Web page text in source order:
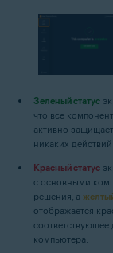
Зеленый статус
что все
активно
никаких действий.
Красный статус
с основными
решения, а
отображается
соответствующее
компьютера.